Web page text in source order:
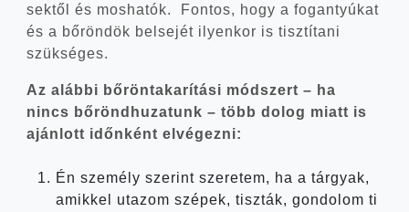
sek­től és mos­ha­tók. Fon­tos, hogy a fogan­tyú­kat
és a bőrön­dök bel­se­jét ilyen­kor is tisz­tí­ta­ni
szükséges.
Az aláb­bi bőrön­ta­ka­rí­tá­si mód­szert – ha
nincs bőrönd­hu­za­tunk – több dolog miatt is
aján­lott időn­ként elvégezni:
Én sze­mély sze­rint sze­re­tem, ha a tár­gyak,
amik­kel uta­zom szé­pek, tisz­ták, gon­do­lom ti